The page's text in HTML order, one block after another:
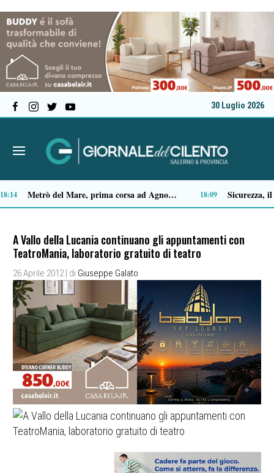
30 Luglio 2026
14:35 14:14
A Vallo della Lucania continuano gli appuntamenti con
TeatroMania, laboratorio gratuito di teatro
26 Aprile 2012 | di Giuseppe Galato